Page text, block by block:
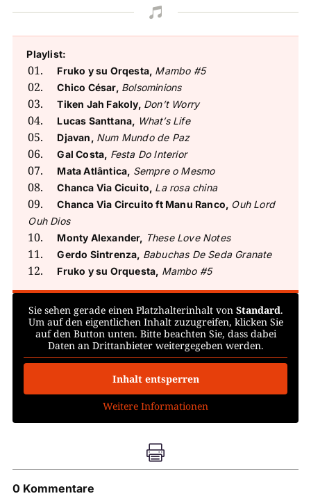

Playlist:
Fruko y su Orqesta, Mambo #5
Chico César, Bolsominions
Tiken Jah Fakoly, Don’t Worry
Lucas Santtana, What’s Life
Djavan, Num Mundo de Paz
Gal Costa, Festa Do Interior
Mata Atlântica, Sempre o Mesmo
Chanca Via Cicuito, La rosa china
Chanca Via Circuito ft Manu Ranco, Ouh Lord
Ouh Dios
Monty Alexander, These Love Notes
Gerdo Sintrenza, Babuchas De Seda Granate
Fruko y su Orquesta, Mambo #5
Sie sehen gerade einen Platzhalterinhalt von Standard.
Um auf den eigentlichen Inhalt zuzugreifen, klicken Sie
auf den Button unten. Bitte beachten Sie, dass dabei
Daten an Drittanbieter weitergegeben werden.
Inhalt entsperren
Weitere Informationen

0 Kommentare